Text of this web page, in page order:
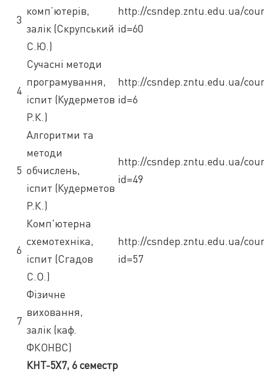
3
комп’ютерів,
залік (Скрупський
С.Ю.)
http://csndep.zntu.edu.ua/
id=60
4
Сучасні методи
програмування,
іспит (Кудерметов
Р.К.)
http://csndep.zntu.edu.ua/
id=6
5
Алгоритми та
методи
обчислень,
іспит (Кудерметов
Р.К.)
http://csndep.zntu.edu.ua/
id=49
6
Комп'ютерна
схемотехніка,
іспит (Сгадов
С.О.)
http://csndep.zntu.edu.ua/
id=57
7
Фізичне
виховання,
залік (каф.
ФКОНВС)
КНТ-5Х7, 6 семестр